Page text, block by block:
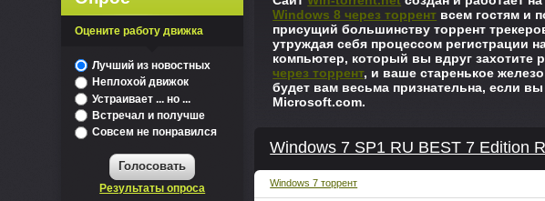
Windows 8 через торрент всем гостям и
присущий большинству торрент
утруждая себя процессом регистрации
компьютер, который вы вдруг захотите
через торрент, и ваше старенькое
будет вам весьма признательна, если
Microsoft.com.
Windows 7 SP1 RU BEST 7 Edition
Windows 7 торрент
Оцените работу движка
Лучший из новостных
Неплохой движок
Устраивает ... но ...
Встречал и получше
Совсем не понравился
Голосовать
Результаты опроса